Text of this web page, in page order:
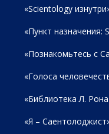
«Scientology
«Пункт назначения:
«Познакомьтесь с
«Голоса
«Библиотека Л.
«Я –